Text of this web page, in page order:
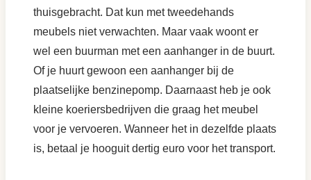
thuisgebracht. Dat kun met tweedehands
meubels niet verwachten. Maar vaak woont er
wel een buurman met een aanhanger in de buurt.
Of je huurt gewoon een aanhanger bij de
plaatselijke benzinepomp. Daarnaast heb je ook
kleine koeriersbedrijven die graag het meubel
voor je vervoeren. Wanneer het in dezelfde plaats
is, betaal je hooguit dertig euro voor het transport.